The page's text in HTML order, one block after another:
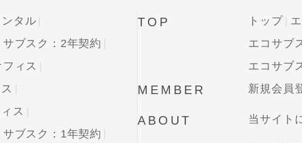
タル
ブスク：2年契約
ィス
ス
ブスク：1年契約
TOP トップ
エコサブ
エコサブ
MEMBER 新規会員
ABOUT 当サイト